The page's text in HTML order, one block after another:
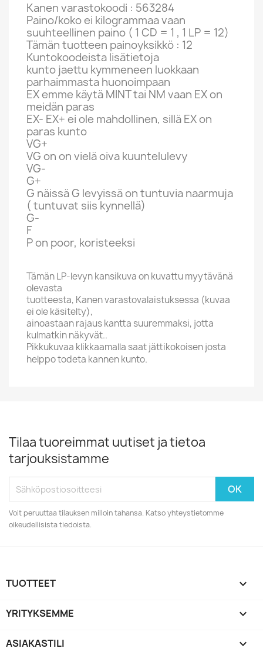
Kanen varastokoodi : 563284
Paino/koko ei kilogrammaa vaan
suuhteellinen paino ( 1 CD = 1 , 1 LP = 12)
Tämän tuotteen painoyksikkö : 12
Kuntokoodeista lisätietoja
kunto jaettu kymmeneen luokkaan
parhaimmasta huonoimpaan
EX emme käytä MINT tai NM vaan EX on
meidän paras
EX- EX+ ei ole mahdollinen, sillä EX on
paras kunto
VG+
VG on on vielä oiva kuuntelulevy
VG-
G+
G näissä G levyissä on tuntuvia naarmuja
( tuntuvat siis kynnellä)
G-
F
P on poor, koristeeksi
Tämän LP-levyn kansikuva on kuvattu myytävänä
olevasta
tuotteesta, Kanen varastovalaistuksessa (kuvaa
ei ole käsitelty),
ainoastaan rajaus kantta suuremmaksi, jotta
kulmatkin näkyvät..
Pikkukuvaa klikkaamalla saat jättikokoisen josta
helppo todeta kannen kunto.
Tilaa tuoreimmat uutiset ja tietoa
tarjouksistamme
Voit peruuttaa tilauksen milloin tahansa. Katso yhteystietomme
oikeudellisista tiedoista.
TUOTTEET 
YRITYKSEMME 
ASIAKASTILI 